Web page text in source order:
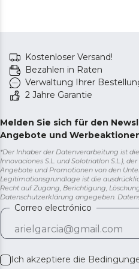
Kostenloser Versand!
Bezahlen in Raten
Verwaltung Ihrer
2 Jahre Garantie
Melden Sie sich für den
Angebote und
*Der Inhaber der Datenverarbeitung ist
Innovaciones S.L. und Solotriatlon S.L.),
Angebote und Promotionen von den
Legitimationsgrundlage ist die
Recht auf Zugang, Berichtigung,
Datenschutzerklärung angegeben.
Correo electrónico
Ich akzeptiere die